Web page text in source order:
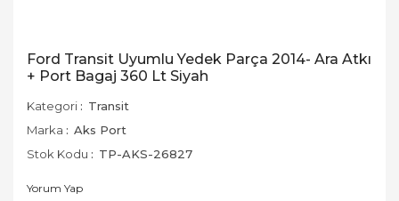
Ford Transit Uyumlu Yedek Parça 2014- Ara Atkı
+ Port Bagaj 360 Lt Siyah
Kategori
Transit
Marka
Aks Port
Stok Kodu
TP-AKS-26827
Yorum Yap